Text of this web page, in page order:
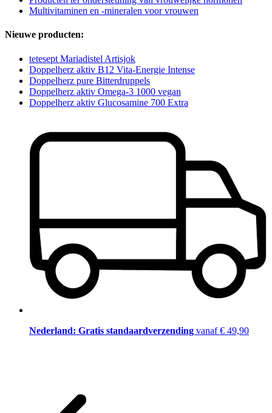
Multivitaminen en -mineralen voor vrouwen
Nieuwe producten:
tetesept Mariadistel Artisjok
Doppelherz aktiv B12 Vita-Energie Intense
Doppelherz pure Bitterdruppels
Doppelherz aktiv Omega-3 1000 vegan
Doppelherz aktiv Glucosamine 700 Extra
Nederland: Gratis standaardverzending vanaf € 49,90